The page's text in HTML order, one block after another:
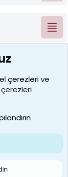
çerezlerive